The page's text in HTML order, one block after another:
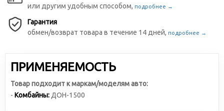
или другим удобным способом, подробнее →
Гарантия
обмен/возврат товара в течение 14 дней, подробнее →
ПРИМЕНЯЕМОСТЬ
Товар подходит к маркам/моделям авто:
- Комбайны: ДОН-1500